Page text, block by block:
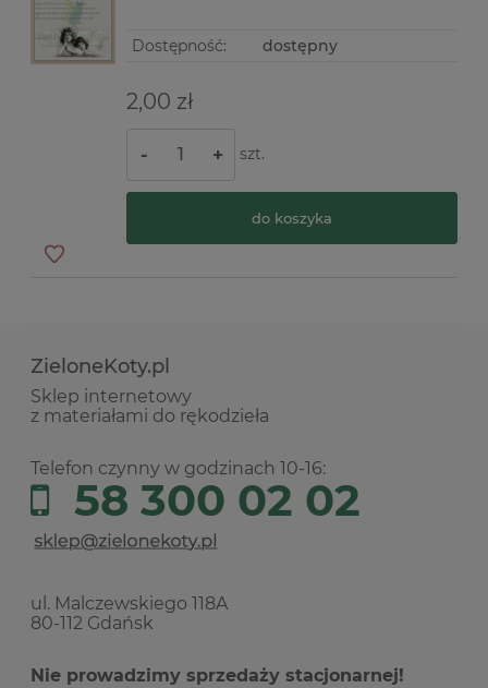
Dostępność: dostępny
2,00 zł
- + szt.
do koszyka
ZieloneKoty.pl
Sklep internetowy
z materiałami do rękodzieła
Telefon czynny w godzinach 10-16:
58 300 02 02
ul. Malczewskiego 118A
80-112 Gdańsk
Nie prowadzimy sprzedaży stacjonarnej!